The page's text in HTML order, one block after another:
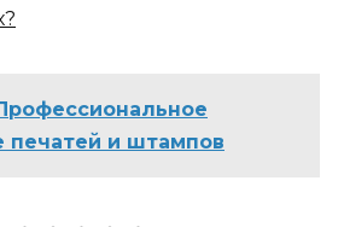
печатей и штампов